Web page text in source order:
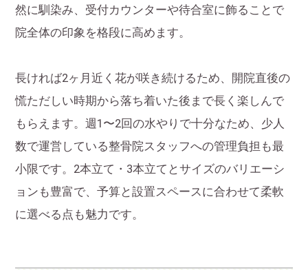
然に馴染み、受付カウンターや待合室に飾ることで
院全体の印象を格段に高めます。
長ければ2ヶ月近く花が咲き続けるため、開院直後の
慌ただしい時期から落ち着いた後まで長く楽しんで
もらえます。週1〜2回の水やりで十分なため、少人
数で運営している整骨院スタッフへの管理負担も最
小限です。2本立て・3本立てとサイズのバリエーシ
ョンも豊富で、予算と設置スペースに合わせて柔軟
に選べる点も魅力です。